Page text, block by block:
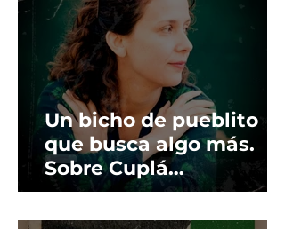
Un bicho de pueblito
que busca algo más.
Sobre Cuplá
(2023[2019]) de Yamila
Bêgné.